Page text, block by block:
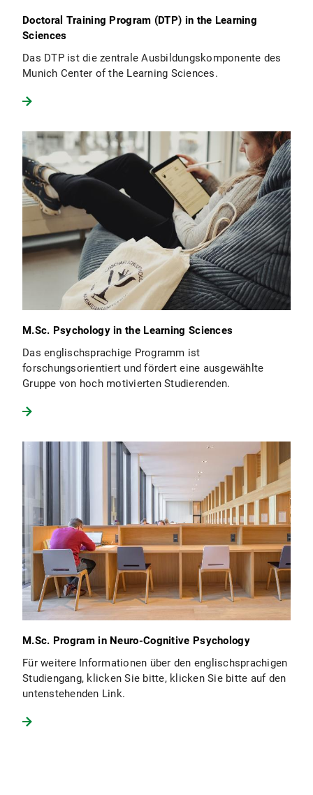
Doctoral Training Program (DTP) in the Learning
Sciences
Das DTP ist die zentrale Ausbildungskomponente des
Munich Center of the Learning Sciences.
M.Sc. Psychology in the Learning Sciences
Das englischsprachige Programm ist
forschungsorientiert und fördert eine ausgewählte
Gruppe von hoch motivierten Studierenden.
M.Sc. Program in Neuro-Cognitive Psychology
Für weitere Informationen über den englischsprachigen
Studiengang, klicken Sie bitte, klicken Sie bitte auf den
untenstehenden Link.